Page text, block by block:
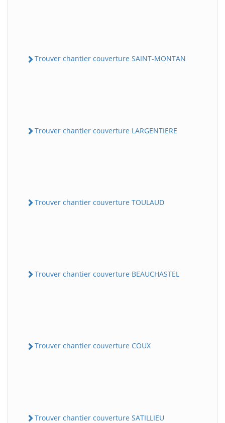
Trouver chantier couverture SAINT-MONTAN
Trouver chantier couverture LARGENTIERE
Trouver chantier couverture TOULAUD
Trouver chantier couverture BEAUCHASTEL
Trouver chantier couverture COUX
Trouver chantier couverture SATILLIEU